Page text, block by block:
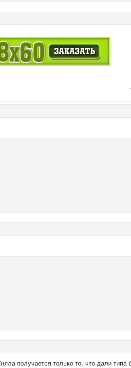
получается только то, что дали типа